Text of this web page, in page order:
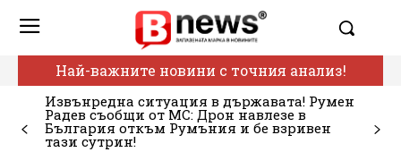
Най-важните новини с точния анализ!
Извънредна ситуация в държавата! Румен
Радев съобщи от МС: Дрон навлезе в
България откъм Румъния и бе взривен
тази сутрин!